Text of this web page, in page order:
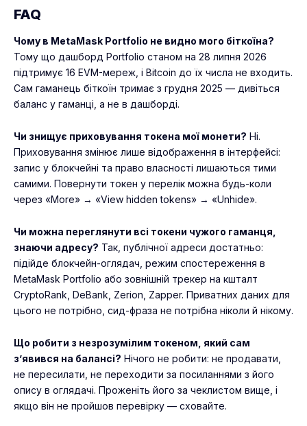
FAQ
Чому в MetaMask Portfolio не видно мого біткоїна?
Тому що дашборд Portfolio станом на 28 липня 2026
підтримує 16 EVM-мереж, і Bitcoin до їх числа не входить.
Сам гаманець біткоїн тримає з грудня 2025 — дивіться
баланс у гаманці, а не в дашборді.
Чи знищує приховування токена мої монети? Ні.
Приховування змінює лише відображення в інтерфейсі:
запис у блокчейні та право власності лишаються тими
самими. Повернути токен у перелік можна будь-коли
через «More» → «View hidden tokens» → «Unhide».
Чи можна переглянути всі токени чужого гаманця,
знаючи адресу? Так, публічної адреси достатньо:
підійде блокчейн-оглядач, режим спостереження в
MetaMask Portfolio або зовнішній трекер на кшталт
CryptoRank, DeBank, Zerion, Zapper. Приватних даних для
цього не потрібно, сид-фраза не потрібна ніколи й нікому.
Що робити з незрозумілим токеном, який сам
з’явився на балансі? Нічого не робити: не продавати,
не пересилати, не переходити за посиланнями з його
опису в оглядачі. Проженіть його за чеклистом вище, і
якщо він не пройшов перевірку — сховайте.